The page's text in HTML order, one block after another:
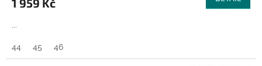
A
1 959 Kč
...
44 45 46